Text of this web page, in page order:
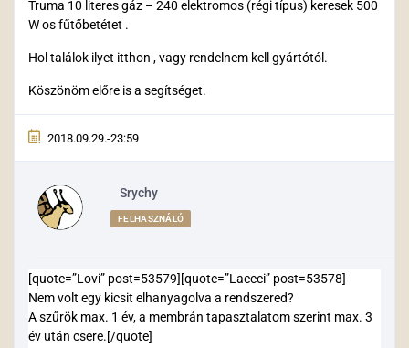
Truma 10 literes gáz – 240 elektromos (régi típus) keresek 500
W os fűtőbetétet .
Hol találok ilyet itthon , vagy rendelnem kell gyártótól.
Köszönöm előre is a segítséget.
2018.09.29.-23:59
Srychy
FELHASZNÁLÓ
[quote=”Lovi” post=53579][quote=”Laccci” post=53578]
Nem volt egy kicsit elhanyagolva a rendszered?
A szűrök max. 1 év, a membrán tapasztalatom szerint max. 3
év után csere.[/quote]